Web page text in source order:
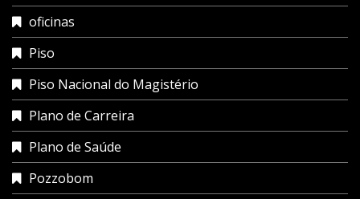
oficinas
Piso
Piso Nacional do Magistério
Plano de Carreira
Plano de Saúde
Pozzobom